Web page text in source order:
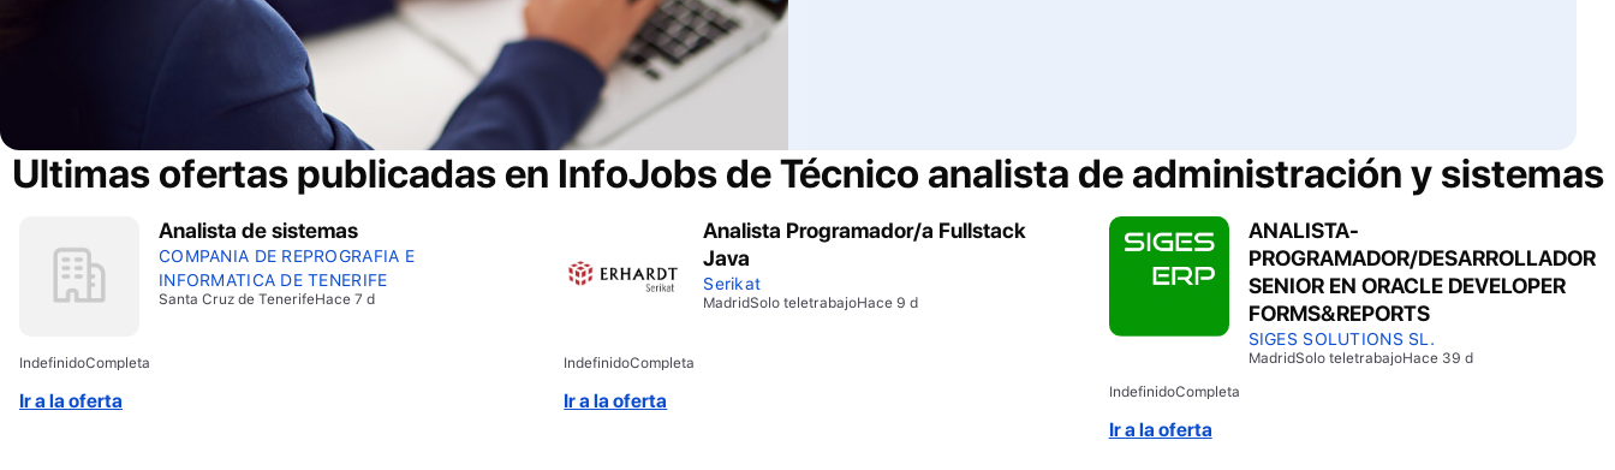
Ultimas ofertas publicadas en InfoJobs deTécnico analista de administración y sistemas
Analista de sistemas
COMPANIA DE REPROGRAFIA E
INFORMATICA DE TENERIFE
Santa Cruz de TenerifeHace 7 d
IndefinidoCompleta
Ir a la oferta
Analista Programador/a Fullstack
Java
Serikat
MadridSolo teletrabajoHace 9 d
IndefinidoCompleta
Ir a la oferta
ANALISTA-
PROGRAMADOR/DESARROLLADOR
SENIOR EN ORACLE DEVELOPER
FORMS&REPORTS
SIGES SOLUTIONS SL.
MadridSolo teletrabajoHace 39 d
IndefinidoCompleta
Ir a la oferta